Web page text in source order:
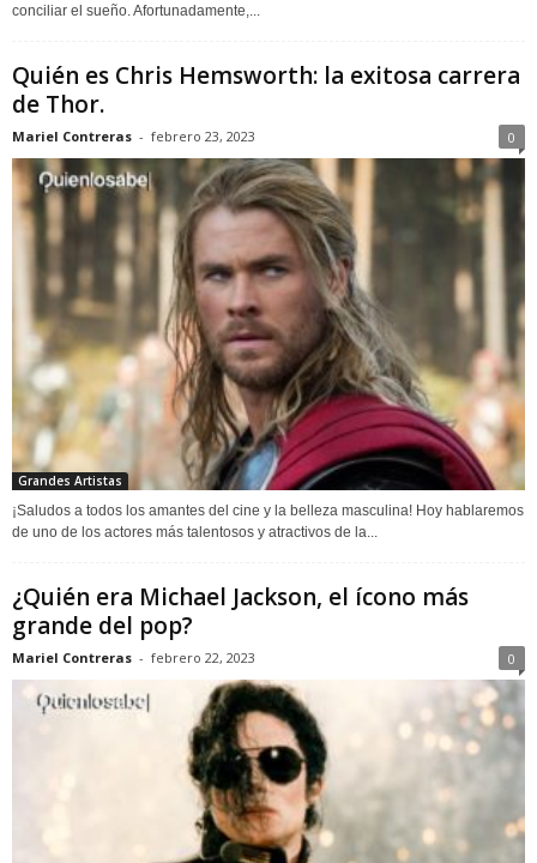
conciliar el sueño. Afortunadamente,...
Quién es Chris Hemsworth: la exitosa carrera
de Thor.
Mariel Contreras - febrero 23, 2023 0
Grandes Artistas
¡Saludos a todos los amantes del cine y la belleza masculina! Hoy hablaremos
de uno de los actores más talentosos y atractivos de la...
¿Quién era Michael Jackson, el ícono más
grande del pop?
Mariel Contreras - febrero 22, 2023 0